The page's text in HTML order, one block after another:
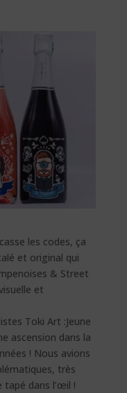
les codes, ça
et original qui
& Street
et
Toki Art :Jeune
ascension dans la
! Nous avions
très
dans l’œil !